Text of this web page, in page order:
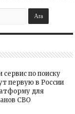
по поиску
первую в России
для
СВО